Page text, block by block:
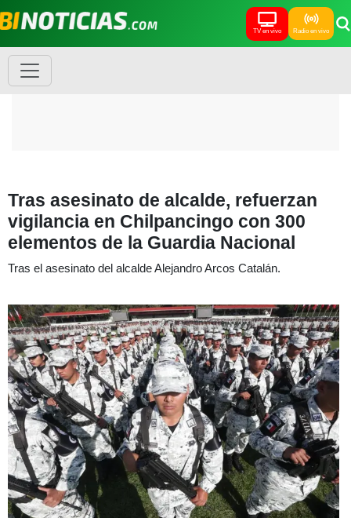
TV en vivo Radio en vivo
Tras asesinato de alcalde, refuerzan
vigilancia en Chilpancingo con 300
elementos de la Guardia Nacional
Tras el asesinato del alcalde Alejandro Arcos Catalán.